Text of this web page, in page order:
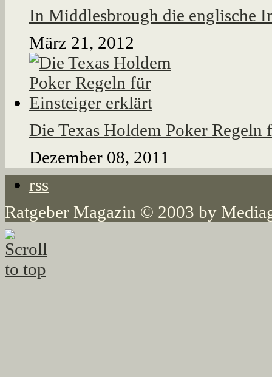
In Middlesbrough die englische
März 21, 2012
Die Texas Holdem Poker
Dezember 08, 2011
rss
Ratgeber Magazin © 2003 by